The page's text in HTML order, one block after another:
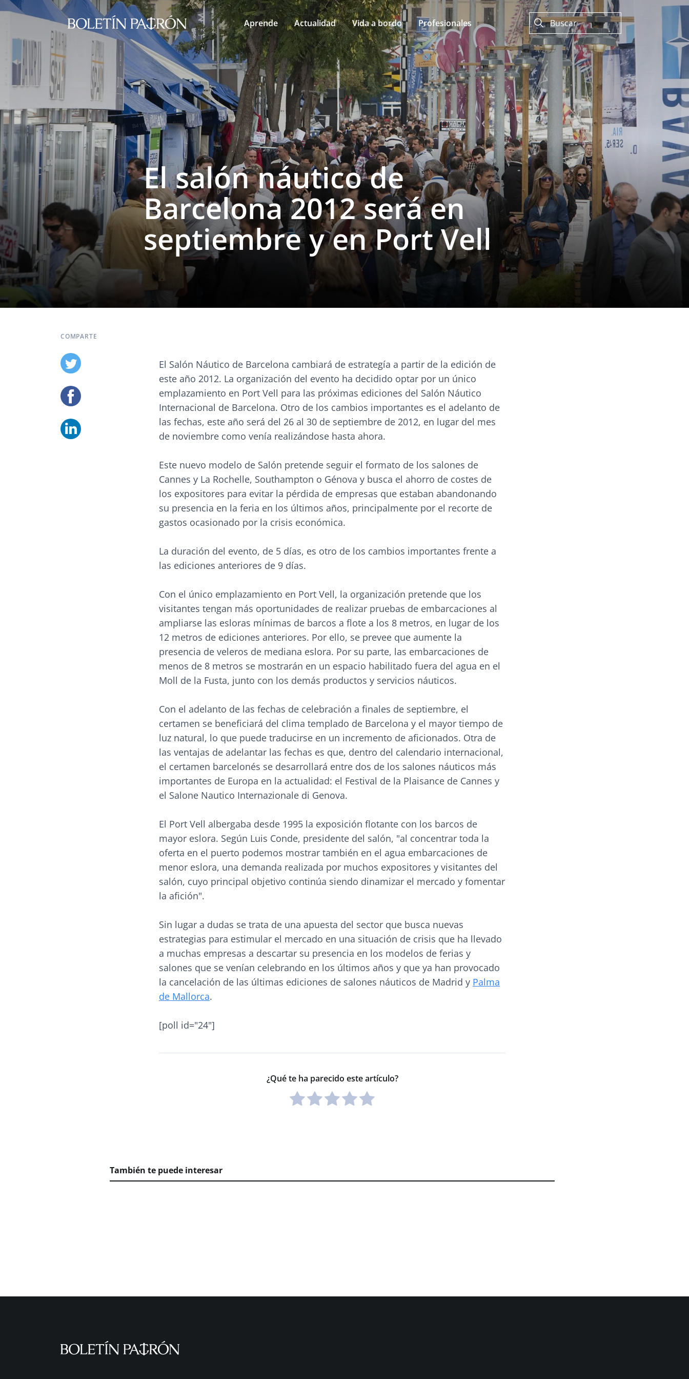
Aprende Actualidad Vida a bordo Profesionales
El salón náutico de
Barcelona 2012 será en
septiembre y en Port Vell
COMPARTE
El Salón Náutico de Barcelona cambiará de estrategía a partir de la edición de
este año 2012. La organización del evento ha decidido optar por un único
emplazamiento en Port Vell para las próximas ediciones del Salón Náutico
Internacional de Barcelona. Otro de los cambios importantes es el adelanto de
las fechas, este año será del 26 al 30 de septiembre de 2012, en lugar del mes
de noviembre como venía realizándose hasta ahora.
Este nuevo modelo de Salón pretende seguir el formato de los salones de
Cannes y La Rochelle, Southampton o Génova y busca el ahorro de costes de
los expositores para evitar la pérdida de empresas que estaban abandonando
su presencia en la feria en los últimos años, principalmente por el recorte de
gastos ocasionado por la crisis económica.
La duración del evento, de 5 días, es otro de los cambios importantes frente a
las ediciones anteriores de 9 días.
Con el único emplazamiento en Port Vell, la organización pretende que los
visitantes tengan más oportunidades de realizar pruebas de embarcaciones al
ampliarse las esloras mínimas de barcos a flote a los 8 metros, en lugar de los
12 metros de ediciones anteriores. Por ello, se prevee que aumente la
presencia de veleros de mediana eslora. Por su parte, las embarcaciones de
menos de 8 metros se mostrarán en un espacio habilitado fuera del agua en el
Moll de la Fusta, junto con los demás productos y servicios náuticos.
Con el adelanto de las fechas de celebración a finales de septiembre, el
certamen se beneficiará del clima templado de Barcelona y el mayor tiempo de
luz natural, lo que puede traducirse en un incremento de aficionados. Otra de
las ventajas de adelantar las fechas es que, dentro del calendario internacional,
el certamen barcelonés se desarrollará entre dos de los salones náuticos más
importantes de Europa en la actualidad: el Festival de la Plaisance de Cannes y
el Salone Nautico Internazionale di Genova.
El Port Vell albergaba desde 1995 la exposición flotante con los barcos de
mayor eslora. Según Luis Conde, presidente del salón, "al concentrar toda la
oferta en el puerto podemos mostrar también en el agua embarcaciones de
menor eslora, una demanda realizada por muchos expositores y visitantes del
salón, cuyo principal objetivo continúa siendo dinamizar el mercado y fomentar
la afición".
Sin lugar a dudas se trata de una apuesta del sector que busca nuevas
estrategias para estimular el mercado en una situación de crisis que ha llevado
a muchas empresas a descartar su presencia en los modelos de ferias y
salones que se venían celebrando en los últimos años y que ya han provocado
la cancelación de las últimas ediciones de salones náuticos de Madrid y Palma
de Mallorca.
[poll id="24"]
¿Qué te ha parecido este artículo?
También te puede interesar